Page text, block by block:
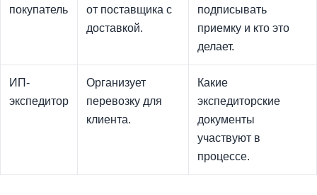
покупатель
от поставщика с
доставкой.
подписывать
приемку и кто это
делает.
ИП-
экспедитор
Организует
перевозку для
клиента.
Какие
экспедиторские
документы
участвуют в
процессе.